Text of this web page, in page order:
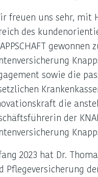
freuen uns sehr, mit
des
sowie die
die
der
2023 hat Dr.
Pflegeversicherung